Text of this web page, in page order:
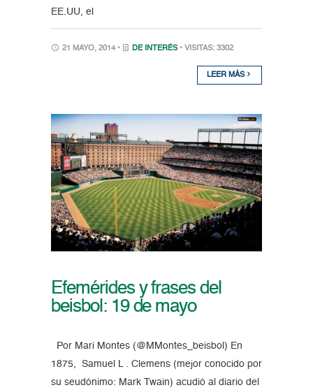
EE.UU, el
21 MAYO, 2014 • DE INTERÉS • VISITAS: 3302
LEER MÁS
Efemérides y frases del
beisbol: 19 de mayo
Por Mari Montes (@MMontes_beisbol) En
1875, Samuel L . Clemens (mejor conocido por
su seudónimo: Mark Twain) acudió al diario del